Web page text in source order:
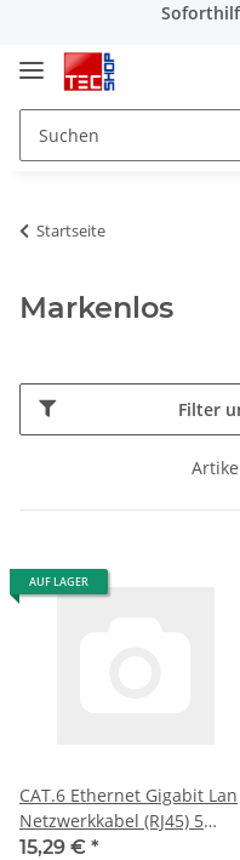
Startseite
Markenlos
Filter
AUF LAGER
CAT.6 Ethernet Gigabit Lan
Netzwerkkabel (RJ45) 5
Meter
15,29 € *